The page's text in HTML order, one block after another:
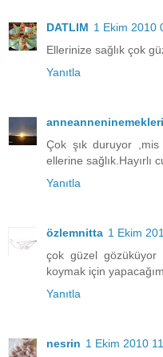
DATLIM 1 Ekim 2010
Ellerinize sağlık çok
Yanıtla
anneanneninemekleri
Çok şık duruyor
ellerine sağlık.Hayırlı
Yanıtla
özlemnitta 1 Ekim
çok güzel gözüküyor
koymak için
Yanıtla
nesrin 1 Ekim 2010